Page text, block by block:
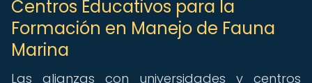
Centros Educativos para la
Formación en Manejo de Fauna
Marina
Las alianzas con universidades y centros